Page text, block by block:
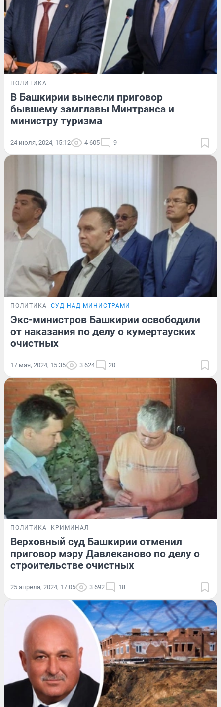
ПОЛИТИКА
В Башкирии вынесли приговор
бывшему замглавы Минтранса и
министру туризма
24 июля, 2024, 15:12 4 605 9
ПОЛИТИКА СУД НАД МИНИСТРАМИ
Экс-министров Башкирии освободили
от наказания по делу о кумертауских
очистных
17 мая, 2024, 15:35 3 624 20
ПОЛИТИКА КРИМИНАЛ
Верховный суд Башкирии отменил
приговор мэру Давлеканово по делу о
строительстве очистных
25 апреля, 2024, 17:05 3 692 18